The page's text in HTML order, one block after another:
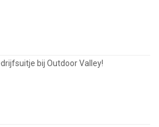
bij Outdoor Valley!